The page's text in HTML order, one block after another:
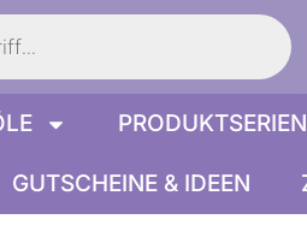
PRODUKTSERIEN
GUTSCHEINE & IDEEN